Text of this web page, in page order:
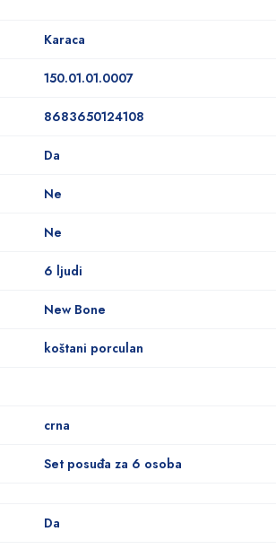
Karaca
150.01.01.0007
8683650124108
Da
Ne
Ne
6 ljudi
New Bone
koštani porculan
crna
Set posuđa za 6 osoba
Da